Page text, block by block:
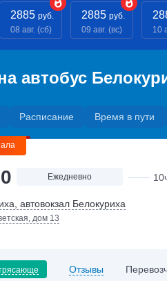
2885 руб.
08 авг. (сб)
2885 руб.
09 авг. (вс)
10
автобус
Расписание Время в пути
Ежедневно
автовокзал Белокуриха
дом 13
Отзывы